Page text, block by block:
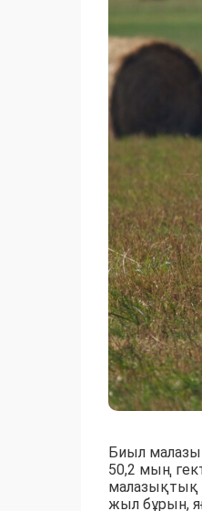
Биыл
50,2 мың
малазықтық
жыл бұрын,